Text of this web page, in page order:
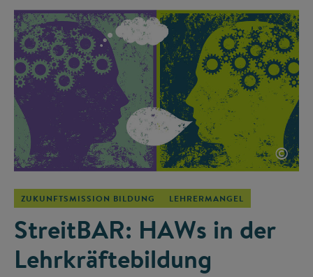
©
ZUKUNFTSMISSION BILDUNG LEHRERMANGEL
StreitBAR: HAWs in der
Lehrkräftebildung